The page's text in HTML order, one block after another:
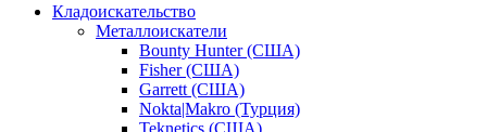
Кладоискательство
Металлоискатели
Bounty Hunter (США)
Fisher (США)
Garrett (США)
Nokta|Makro (Турция)
Teknetics (США)